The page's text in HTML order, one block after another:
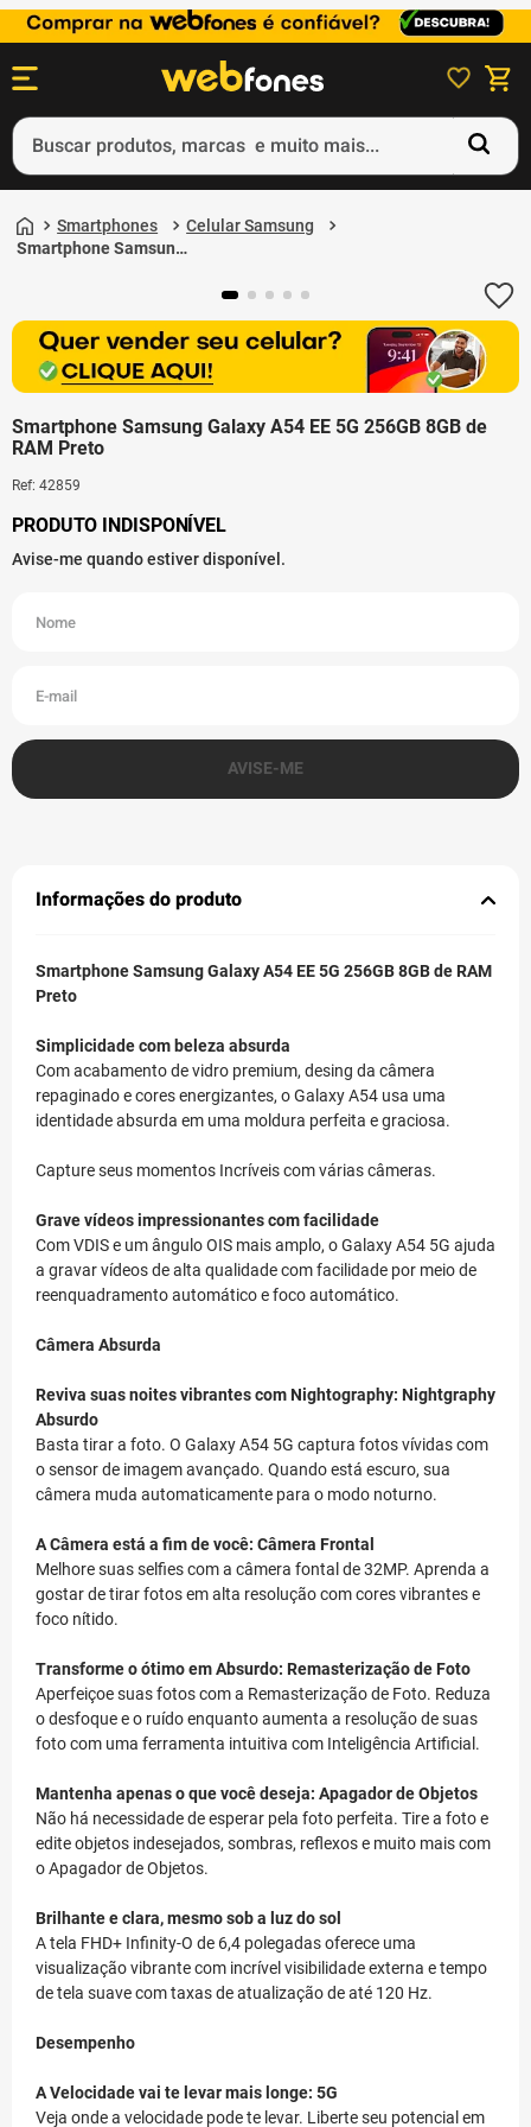
Buscar produtos, marcas e muito mais...
Smartphones
Celular Samsung
Smartphone Samsung
Smartphone Samsung Galaxy A54 EE 5G 256GB 8GB de
RAM Preto
Ref: 42859
Informações do produto
Smartphone Samsung Galaxy A54 EE 5G 256GB 8GB de RAM
Preto
Simplicidade com beleza absurda
Com acabamento de vidro premium, desing da câmera
repaginado e cores energizantes, o Galaxy A54 usa uma
identidade absurda em uma moldura perfeita e graciosa.
Capture seus momentos Incríveis com várias câmeras.
Grave vídeos impressionantes com facilidade
Com VDIS e um ângulo OIS mais amplo, o Galaxy A54 5G ajuda
a gravar vídeos de alta qualidade com facilidade por meio de
reenquadramento automático e foco automático.
Câmera Absurda
Reviva suas noites vibrantes com Nightography: Nightgraphy
Absurdo
Basta tirar a foto. O Galaxy A54 5G captura fotos vívidas com
o sensor de imagem avançado. Quando está escuro, sua
câmera muda automaticamente para o modo noturno.
A Câmera está a fim de você: Câmera Frontal
Melhore suas selfies com a câmera fontal de 32MP. Aprenda a
gostar de tirar fotos em alta resolução com cores vibrantes e
foco nítido.
Transforme o ótimo em Absurdo: Remasterização de Foto
Aperfeiçoe suas fotos com a Remasterização de Foto. Reduza
o desfoque e o ruído enquanto aumenta a resolução de suas
foto com uma ferramenta intuitiva com Inteligência Artificial.
Mantenha apenas o que você deseja: Apagador de Objetos
Não há necessidade de esperar pela foto perfeita. Tire a foto e
edite objetos indesejados, sombras, reflexos e muito mais com
o Apagador de Objetos.
Brilhante e clara, mesmo sob a luz do sol
A tela FHD+ Infinity-O de 6,4 polegadas oferece uma
visualização vibrante com incrível visibilidade externa e tempo
de tela suave com taxas de atualização de até 120 Hz.
Desempenho
A Velocidade vai te levar mais longe: 5G
Veja onde a velocidade pode te levar. Liberte seu potencial em
1º
ps5
3º
4º
smartphone